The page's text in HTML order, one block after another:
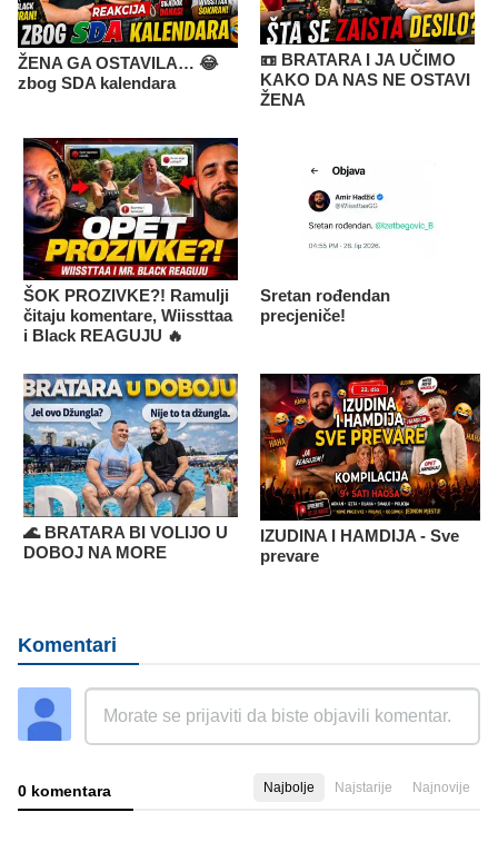
ŽENA GA OSTAVILA… 😂
zbog SDA kalendara
📼 BRATARA I JA UČIMO
KAKO DA NAS NE OSTAVI
ŽENA
ŠOK PROZIVKE?! Ramulji
čitaju komentare, Wiissttaa
i Black REAGUJU 🔥
Sretan rođendan
precjeniče!
🌊 BRATARA BI VOLIJO U
DOBOJ NA MORE
IZUDINA I HAMDIJA - Sve
prevare
Komentari
0 komentara Najbolje Najstarije Najnovije